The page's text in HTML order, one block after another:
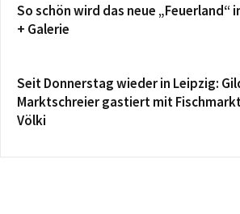
So schön wird das neue „Feuerland“
+ Galerie
Seit Donnerstag wieder in Leipzig:
Marktschreier gastiert mit
Völki